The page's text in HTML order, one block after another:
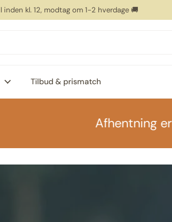
4,6 stjerner på Google 👏
Tilbud & prismatch
Afhentning er